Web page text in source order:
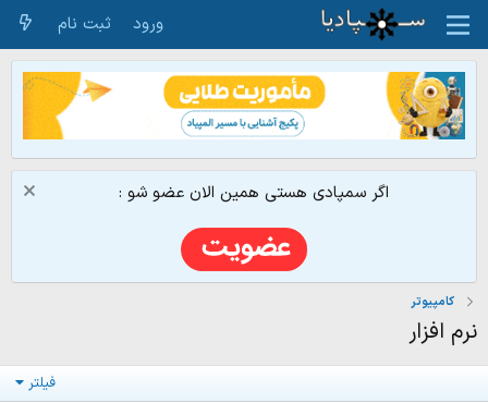
ورود ثبت نام
اگر سمپادی هستی همین الان عضو شو :
كامپيوتر
نرم افزار
فیلتر